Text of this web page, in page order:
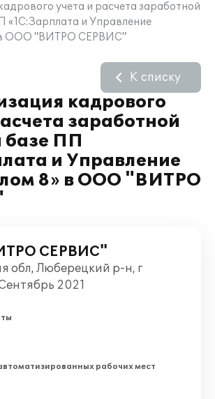
учета и расчета заработной
«1С:Зарплата и Управление
в ООО "ВИТРО СЕРВИС"
кадрового
заработной
базе ПП
и Управление
8» в ООО "ВИТРО
К списку
СЕРВИС"
обл, Люберецкий р-н, г
2021
рабочих мест